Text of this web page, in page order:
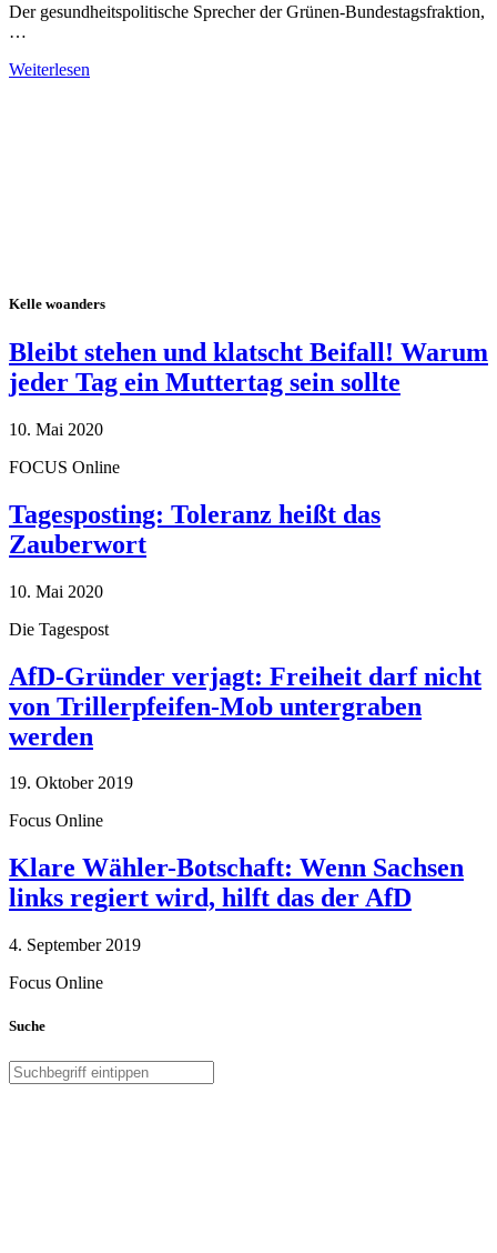
Der gesundheitspolitische Sprecher der Grünen-Bundestagsfraktion,
…
Weiterlesen
Kelle woanders
Bleibt stehen und klatscht Beifall! Warum
jeder Tag ein Muttertag sein sollte
10. Mai 2020
FOCUS Online
Tagesposting: Toleranz heißt das
Zauberwort
10. Mai 2020
Die Tagespost
AfD-Gründer verjagt: Freiheit darf nicht
von Trillerpfeifen-Mob untergraben
werden
19. Oktober 2019
Focus Online
Klare Wähler-Botschaft: Wenn Sachsen
links regiert wird, hilft das der AfD
4. September 2019
Focus Online
Suche